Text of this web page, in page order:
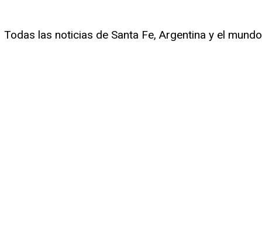
Todas las noticias de Santa Fe, Argentina y el mundo